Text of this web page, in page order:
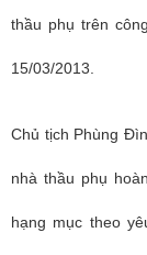
thầu phụ trên
15/03/2013.
Chủ tịch Phùng
nhà thầu phụ
hạng mục theo